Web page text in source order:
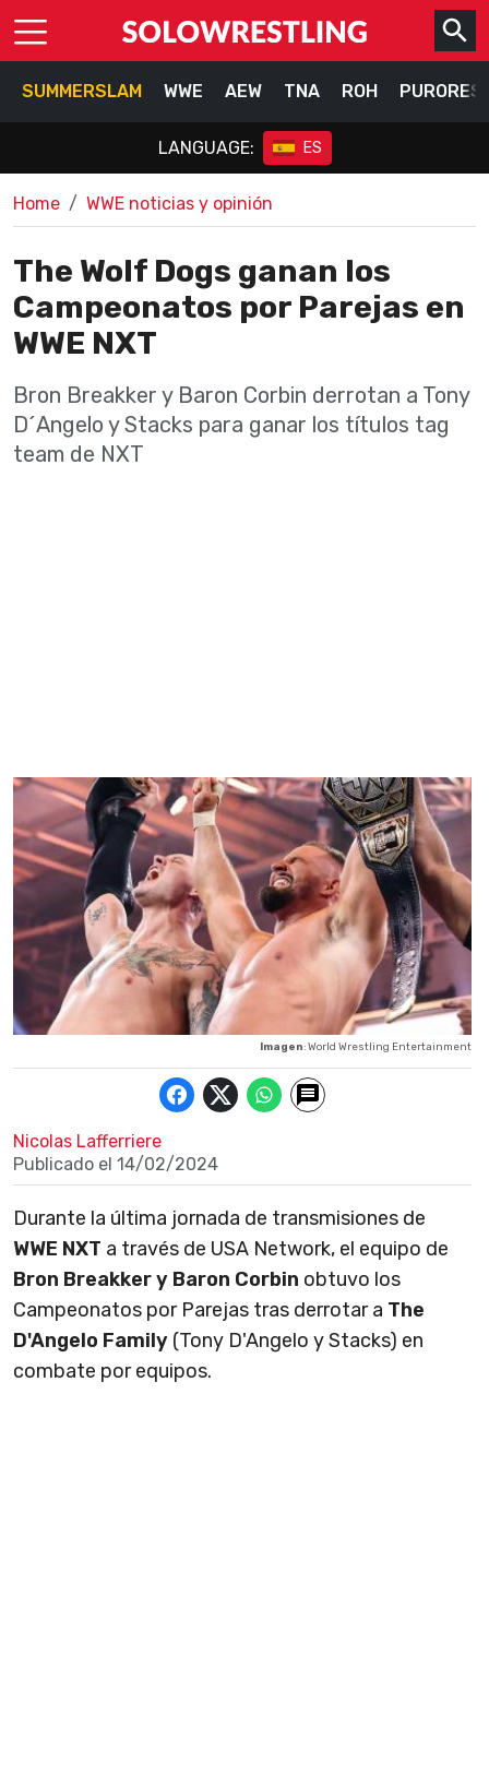
SUMMERSLAM WWE AEW TNA ROH
LANGUAGE: ES
Home WWE noticias y opinión
The Wolf Dogs ganan los
Campeonatos por Parejas en
WWE NXT
Bron Breakker y Baron Corbin derrotan a Tony
D´Angelo y Stacks para ganar los títulos tag
team de NXT
Imagen: World Wrestling Entertainment
Nicolas Lafferriere
Publicado el 14/02/2024
Durante la última jornada de transmisiones de
WWE NXT a través de USA Network, el equipo de
Bron Breakker y Baron Corbin obtuvo los
Campeonatos por Parejas tras derrotar a The
D'Angelo Family (Tony D'Angelo y Stacks) en
combate por equipos.